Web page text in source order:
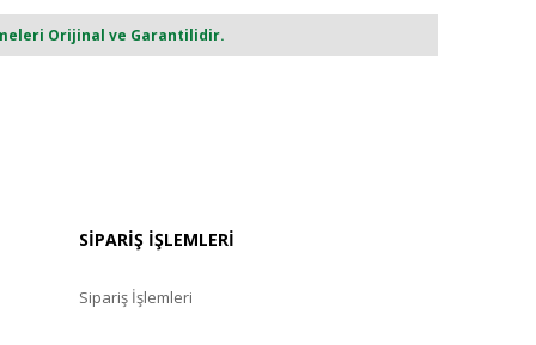
Orijinal ve Garantilidir.
SİPARİŞ İŞLEMLERİ
Sipariş İşlemleri